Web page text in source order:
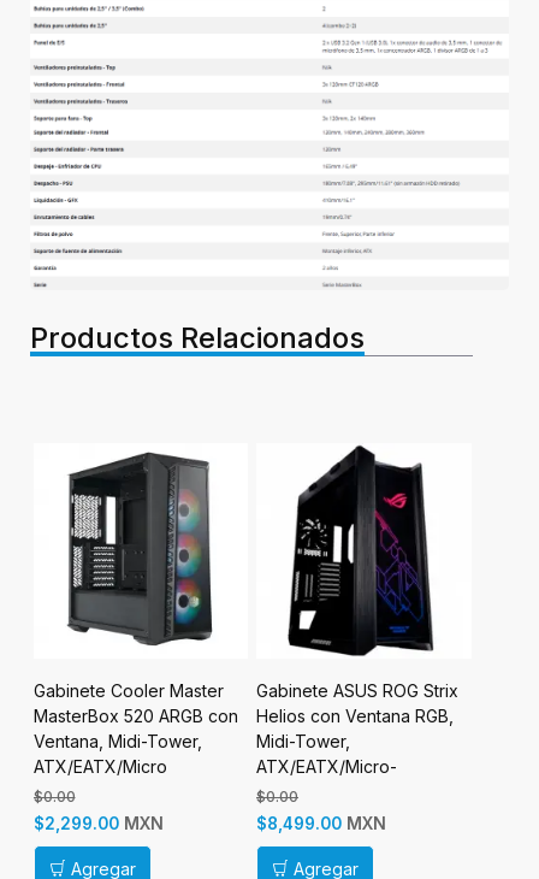
Productos Relacionados
Gabinete Cooler Master
MasterBox 520 ARGB con
Ventana, Midi-Tower,
ATX/EATX/Micro
ATX/Mini-ITX, USB 3.2, sin
Fuente, 3 Ventiladores
ARGB Instalados, Negro
$0.00
$2,299.00 MXN
Agregar
Gabinete ASUS ROG Strix
Helios con Ventana RGB,
Midi-Tower,
ATX/EATX/Micro-
ATX/Mini-ATX, USB 3.1, sin
Fuente, 4 Ventiladores
Instalados, Negro
$0.00
$8,499.00 MXN
Agregar